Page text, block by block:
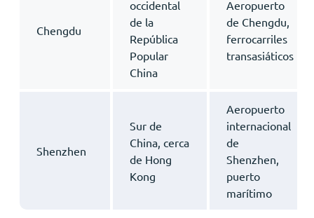
Chengdu
occidental
de la
República
Popular
China
Aeropuerto
de Chengdu,
ferrocarriles
transasiáticos
Shenzhen
Sur de
China, cerca
de Hong
Kong
Aeropuerto
internacional
de
Shenzhen,
puerto
marítimo